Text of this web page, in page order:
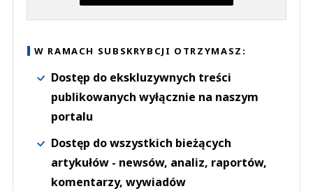
W RAMACH SUBSKRYBCJI OTRZYMASZ:
Dostęp do ekskluzywnych treści
publikowanych wyłącznie na naszym
portalu
Dostęp do wszystkich bieżących
artykułów - newsów, analiz, raportów,
komentarzy, wywiadów